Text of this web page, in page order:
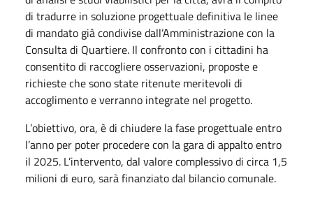
di tradurre in soluzione progettuale definitiva le linee
di mandato già condivise dall’Amministrazione con la
Consulta di Quartiere. Il confronto con i cittadini ha
consentito di raccogliere osservazioni, proposte e
richieste che sono state ritenute meritevoli di
accoglimento e verranno integrate nel progetto.
L’obiettivo, ora, è di chiudere la fase progettuale entro
l’anno per poter procedere con la gara di appalto entro
il 2025. L’intervento, dal valore complessivo di circa 1,5
milioni di euro, sarà finanziato dal bilancio comunale.